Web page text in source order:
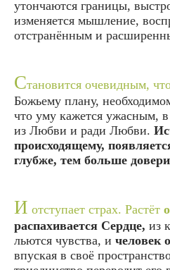
утончаются границы,
изменяется мышление,
отстранённым и
Становится очевидным,
Божьему плану,
что уму кажется ужасным,
из Любви и ради Любви.
происходящему,
глубже, тем больше
И отступает страх. Растёт
распахивается Сердце, из
льются чувства, и человек
впуская в своё